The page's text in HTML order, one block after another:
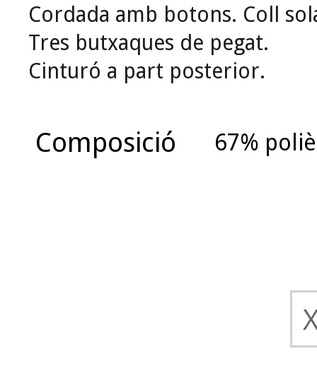
Cordada amb botons. Coll
Tres butxaques de pegat.
Cinturó a part posterior.
Composició 67%